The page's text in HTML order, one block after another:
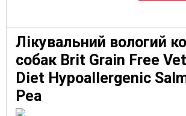
Лікувальний вологий
собак Brit Grain Free
Diet Hypoallergenic
Pea